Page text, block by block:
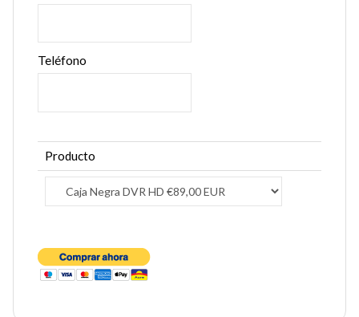
Teléfono
Producto